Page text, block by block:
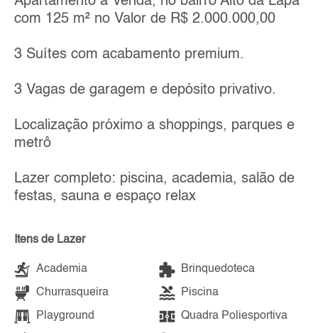
com 125 m² no Valor de R$ 2.000.000,00
3 Suítes com acabamento premium.
3 Vagas de garagem e depósito privativo.
Localização próximo a shoppings, parques e
metrô
Lazer completo: piscina, academia, salão de
festas, sauna e espaço relax
Itens de Lazer
Academia Brinquedoteca
Churrasqueira Piscina
Playground Quadra Poliesportiva